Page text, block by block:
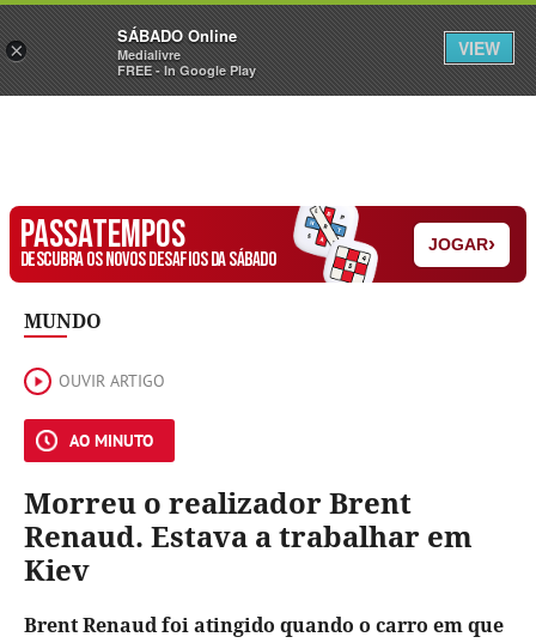
Sábado Assine Iniciar Sessão
PASSATEMPOS
DESCUBRA OS NOVOS DESAFIOS DA SÁBADO
JOGAR›
MUNDO
OUVIR ARTIGO
AO MINUTO
Morreu o realizador Brent
Renaud. Estava a trabalhar em
Kiev
Brent Renaud foi atingido quando o carro em que
×
SÁBADO Online
Medialivre
FREE - In Google Play
VIEW